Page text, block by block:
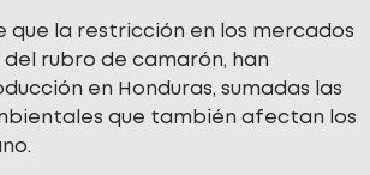
que la restricción en los mercados
rubro de camarón, han
en Honduras, sumadas las
que también afectan los